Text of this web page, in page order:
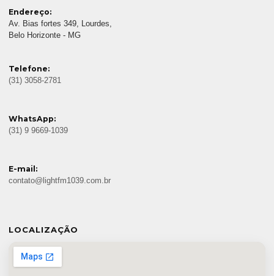
Endereço:
Av. Bias fortes 349, Lourdes,
Belo Horizonte - MG
Telefone:
(31) 3058-2781
WhatsApp:
(31) 9 9669-1039
E-mail:
contato@lightfm1039.com.br
LOCALIZAÇÃO